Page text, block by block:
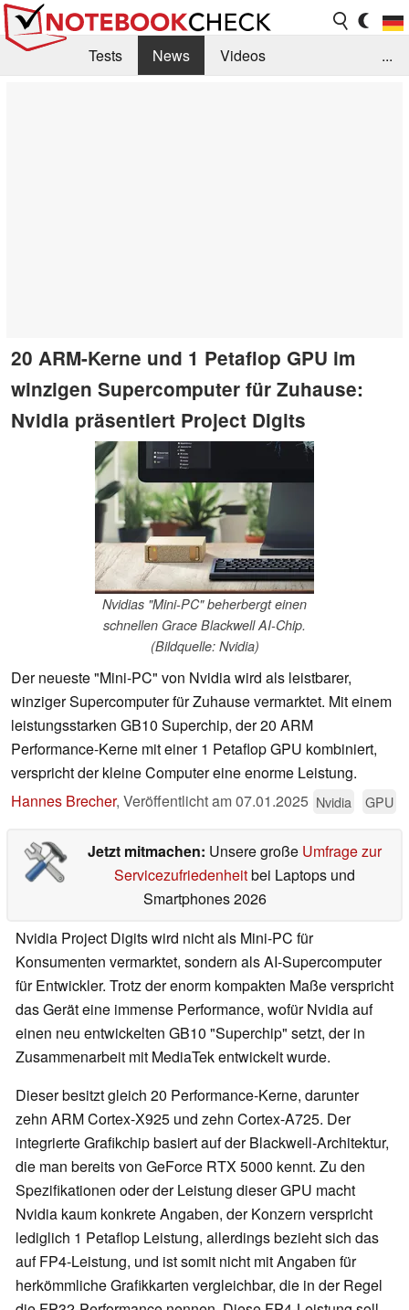
Tests News
Videos
...
20 ARM-Kerne und 1 Petaflop GPU im
winzigen Supercomputer für Zuhause:
Nvidia präsentiert Project Digits
Nvidias "Mini-PC" beherbergt einen
schnellen Grace Blackwell AI-Chip.
(Bildquelle: Nvidia)
Der neueste "Mini-PC" von Nvidia wird als leistbarer,
winziger Supercomputer für Zuhause vermarktet. Mit einem
leistungsstarken GB10 Superchip, der 20 ARM
Performance-Kerne mit einer 1 Petaflop GPU kombiniert,
verspricht der kleine Computer eine enorme Leistung.
Hannes Brecher, Veröffentlicht am07.01.2025 Nvidia GPU
Jetzt mitmachen: Unsere große Umfrage zur
Servicezufriedenheitbei Laptops und
Smartphones 2026
Nvidia Project Digits wird nicht als Mini-PC für
Konsumenten vermarktet, sondern als AI-Supercomputer
für Entwickler. Trotz der enorm kompakten Maße verspricht
das Gerät eine immense Performance, wofür Nvidia auf
einen neu entwickelten GB10 "Superchip" setzt, der in
Zusammenarbeit mit MediaTek entwickelt wurde.
Dieser besitzt gleich 20 Performance-Kerne, darunter
zehn ARM Cortex-X925 und zehn Cortex-A725. Der
integrierte Grafikchip basiert auf der Blackwell-Architektur,
die man bereits von GeForce RTX 5000 kennt. Zu den
Spezifikationen oder der Leistung dieser GPU macht
Nvidia kaum konkrete Angaben, der Konzern verspricht
lediglich 1 Petaflop Leistung, allerdings bezieht sich das
auf FP4-Leistung, und ist somit nicht mit Angaben für
herkömmliche Grafikkarten vergleichbar, die in der Regel